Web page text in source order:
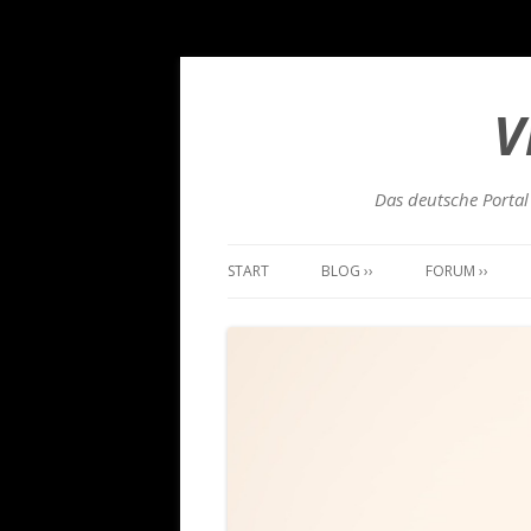
Das deutsche
START BLOG ›› FORUM ››